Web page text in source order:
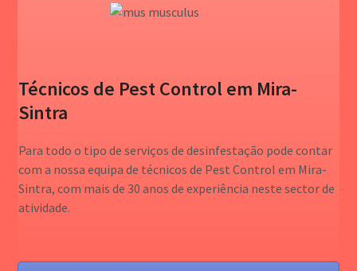
Técnicos de Pest Control em Mira-
Sintra
Para todo o tipo de serviços de desinfestação pode contar
com a nossa equipa de técnicos de Pest Control em Mira-
Sintra, com mais de 30 anos de experiência neste sector de
atividade.